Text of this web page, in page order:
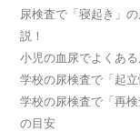
尿検査で「寝起き」
説！
小児の血尿でよくあ
学校の尿検査で「起
学校の尿検査で「再
の目安